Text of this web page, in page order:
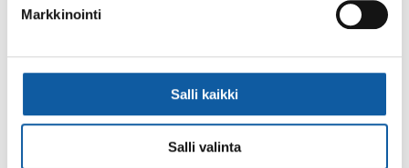
Markkinointi
Salli kaikki
Salli valinta
Paimion mediapankki
Ruokalistat, ISS
SunPaimio -
Kaupungille osoitetut
laskut